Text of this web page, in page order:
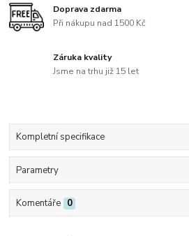
Doprava zdarma
Při nákupu nad 1500 Kč
Záruka kvality
Jsme na trhu již 15 let
Kompletní specifikace
Parametry
Komentáře 0